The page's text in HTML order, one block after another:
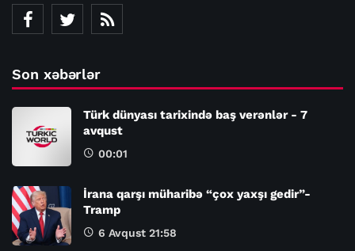
Son xəbərlər
Türk dünyası tarixində baş verənlər - 7
avqust
00:01
İrana qarşı müharibə “çox yaxşı gedir”-
Tramp
6 Avqust 21:58